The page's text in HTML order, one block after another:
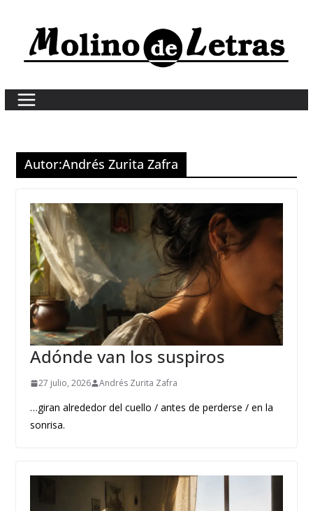
content
Autor:Andrés Zurita Zafra
Adónde van los suspiros
27 julio, 2026 Andrés Zurita Zafra
…giran alrededor del cuello / antes de perderse / en la
sonrisa.